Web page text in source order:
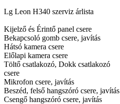
Lg Leon H340 szerviz árlista
Kijelző és Érintő panel csere
Bekapcsoló gomb csere, javítás
Hátsó kamera csere
Előlapi kamera csere
Töltő csatlakozó, Dokk csatlakozó
csere
Mikrofon csere, javítás
Beszéd, felső hangszóró csere, javítás
Csengő hangszóró csere, javítás